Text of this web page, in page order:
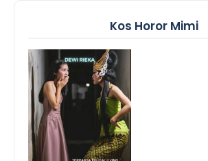
Kos Horor Mimi